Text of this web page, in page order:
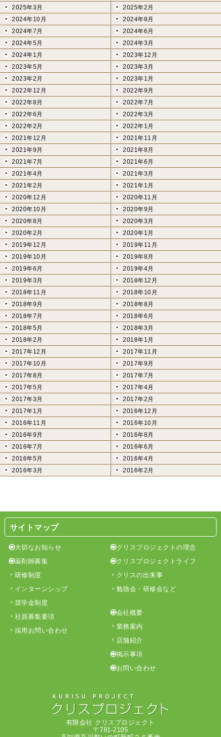
2025年3月
2025年2月
2024年10月
2024年8月
2024年7月
2024年6月
2024年5月
2024年3月
2024年1月
2023年12月
2023年5月
2023年3月
2023年2月
2023年1月
2022年12月
2022年9月
2022年8月
2022年7月
2022年6月
2022年3月
2022年2月
2022年1月
2021年12月
2021年11月
2021年9月
2021年8月
2021年7月
2021年6月
2021年4月
2021年3月
2021年2月
2021年1月
2020年12月
2020年11月
2020年10月
2020年9月
2020年8月
2020年3月
2020年2月
2020年1月
2019年12月
2019年11月
2019年10月
2019年8月
2019年6月
2019年4月
2019年3月
2018年12月
2018年11月
2018年10月
2018年9月
2018年8月
2018年7月
2018年6月
2018年5月
2018年3月
2018年2月
2018年1月
2017年12月
2017年11月
2017年10月
2017年9月
2017年8月
2017年7月
2017年5月
2017年4月
2017年3月
2017年2月
2017年1月
2016年12月
2016年11月
2016年10月
2016年9月
2016年8月
2016年7月
2016年6月
2016年5月
2016年4月
2016年3月
2016年2月
サイトマップ
大切なお知らせ
薬剤師募集
研修制度
インターンシップ
奨学金制度
社員募集要項
採用お問い合わせ
クリスプロジェクトの理念
クリスプロジェクトライフ
クリスの出来事
勉強会・研修会など
会社概要
業務案内
店舗紹介
掲示事項
お問い合わせ
有限会社 クリスプロジェクト
〒781-2105